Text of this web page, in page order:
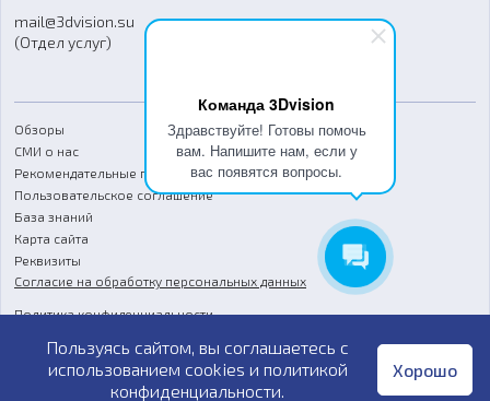
Команда 3Dvision
Здравствуйте! Готовы помочь
вам. Напишите нам, если у
вас появятся вопросы.
mail@3dvision.su
(Отдел услуг)
Обзоры
СМИ о нас
Рекомендательные письма
Пользовательское соглашение
База знаний
Карта сайта
Реквизиты
Согласие на обработку персональных данных
Политика конфиденциальности
Публичная оферта
Пользуясь сайтом, вы соглашаетесь с
использованием cookies и политикой
конфиденциальности.
Хорошо